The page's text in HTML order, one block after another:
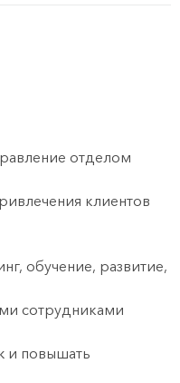
отделом
клиентов
обучение, развитие,
сотрудниками
и повышать